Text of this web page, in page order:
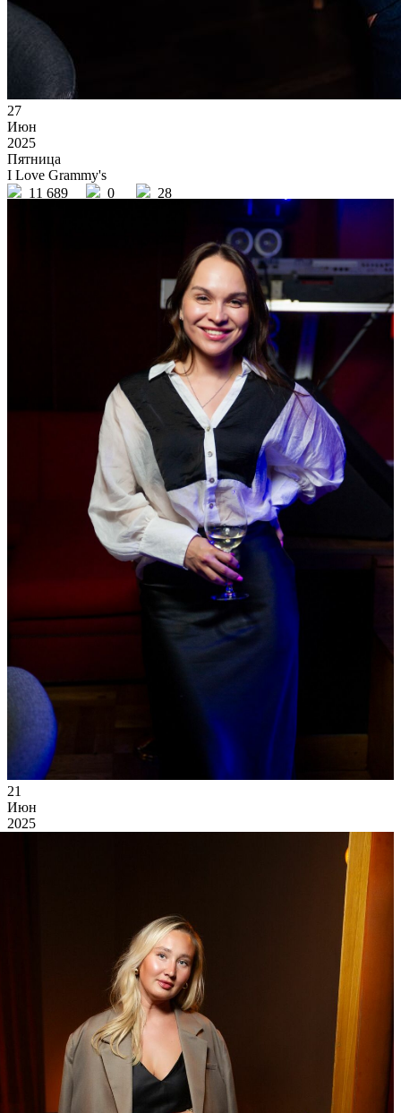
27
Июн
2025
Пятница
I Love Grammy's
11 689
0 28
21
Июн
2025
Ссылка на отбор фото